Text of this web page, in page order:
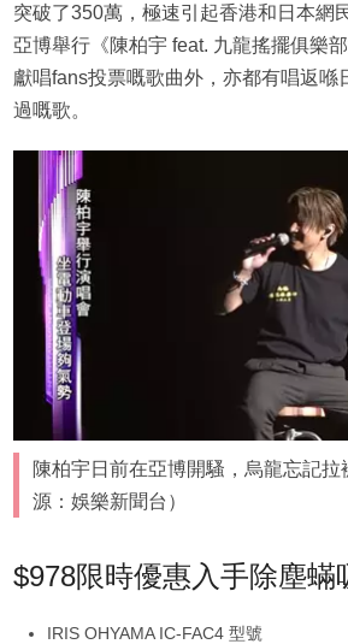
突破了350萬，極速引起香港和日本網
亞博舉行《陳柏宇 feat. 九龍搖擺俱樂
獻唱fans投票嘅歌曲外，亦都有唱返喺
過嘅歌。
陳柏宇日前在亞博開騷，烏龍忘記拉
源：娛樂新聞台）
$978限時優惠入手除塵蟎
IRIS OHYAMA IC-FAC4 型號